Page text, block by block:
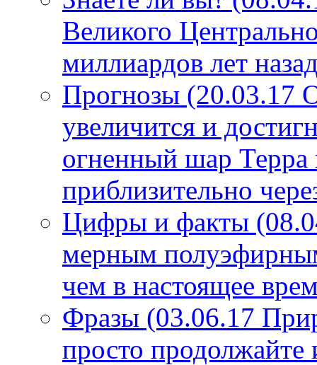
Великого
миллиардов лет
Прогнозы (20.03.17
увеличится и
огненный шар Терра
приблизительно
Цифры и факты
мерным
чем в настоящее
Фразы (03.06.17
просто продолжайте